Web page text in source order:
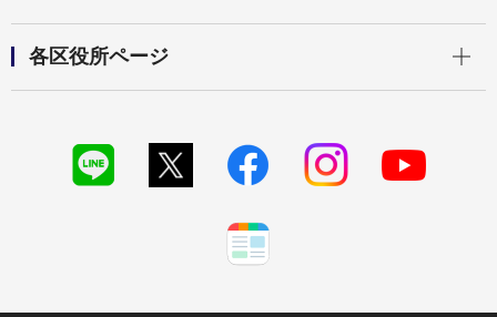
各区役所ページ